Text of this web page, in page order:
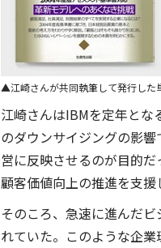
江崎さんが共同執筆して発行した
江崎さんはIBMを定年とな
のダウンサイジングの影
営に反映させるのが目的
顧客価値向上の推進を支援
そのころ、急速に進んだ
れていた。このような企